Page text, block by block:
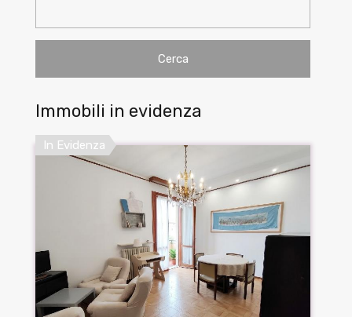
Immobili in evidenza
In Evidenza